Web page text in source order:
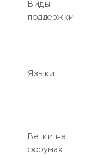
Виды
поддержки
Языки
Ветки на
форумах